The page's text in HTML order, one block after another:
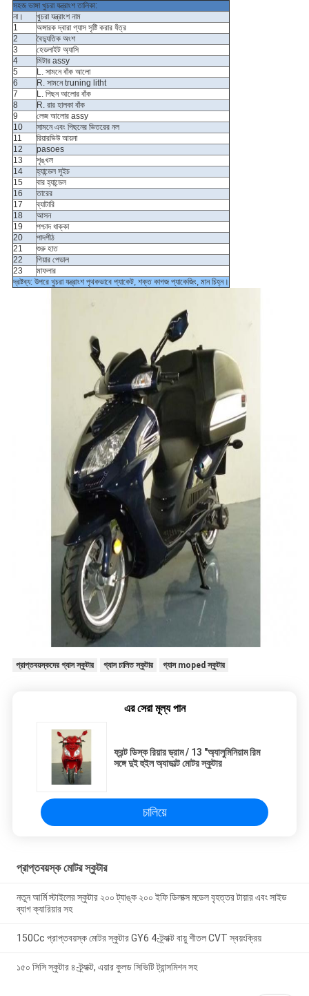
সহজ ভাঙ্গা খুচরা যন্ত্রাংশ তালিকা:
না।
খুচরা যন্ত্রাংশ নাম
1
অঙ্গারক দ্বারা গ্যাস সৃষ্টি করার যঁত্র
2
বৈদ্যুতিক অংশ
3
হেডলাইট অ্যাসি
4
মিটার assy
5
L. সামনে বাঁক আলো
6
R. সামনে truning litht
7
L. পিছন আলোর বাঁক
8
R. রার হালকা বাঁক
9
লেজ আলোর assy
10
সামনে এবং পিছনের ভিতরের নল
11
রিয়ারভিউ আয়না
12
pasoes
13
শৃঙ্খল
14
হ্যান্ডেল সুইচ
15
বার হ্যান্ডেল
16
তারের
17
ব্যাটারি
18
আসন
19
পশ্চাদ ধাক্কা
20
পাদপীঠ
21
শুরু হাত
22
গিয়ার পেডাল
23
মাফলার
দ্রষ্টব্য: উপরে খুচরা যন্ত্রাংশ পৃথকভাবে প্যাকেট, শক্ত কাগজ প্যাকেজিং, মান চিহ্ন।
প্রাপ্তবয়স্কদের গ্যাস স্কুটার গ্যাস চালিত স্কুটার গ্যাস moped স্কুটার
এর সেরা মূল্য পান
ফ্রন্ট ডিস্ক রিয়ার ড্রাম / 13 "অ্যালুমিনিয়াম রিম
সঙ্গে দুই হুইল অ্যাডাল্ট মোটর স্কুটার
চালিয়ে
প্রাপ্তবয়স্ক মোটর স্কুটার
নতুন আর্মি স্টাইলের স্কুটার ২০০ ট্যাঙ্ক ২০০ ইফি ডিলাক্স মডেল বৃহত্তর টায়ার এবং সাইড
ব্যাগ ক্যারিয়ার সহ
150Cc প্রাপ্তবয়স্ক মোটর স্কুটার GY6 4-ট্র্যাক্ট বায়ু শীতল CVT স্বয়ংক্রিয়
১৫০ সিসি স্কুটার ৪-ট্র্যাক্ট, এয়ার কুলড সিভিটি ট্রান্সমিশন সহ